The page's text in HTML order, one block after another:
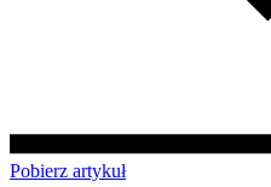
Pobierz artykuł